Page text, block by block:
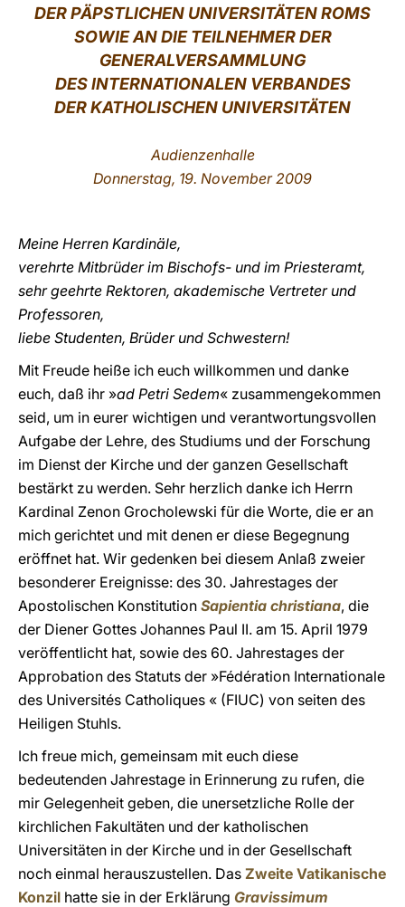
LATINE
DER PÄPSTLICHEN UNIVERSITÄTEN ROMS
SOWIE AN DIE TEILNEHMER DER
GENERALVERSAMMLUNG
DES INTERNATIONALEN VERBANDES
DER KATHOLISCHEN UNIVERSITÄTEN
Audienzenhalle
Donnerstag, 19. November 2009
Meine Herren Kardinäle,
verehrte Mitbrüder im Bischofs- und im Priesteramt,
sehr geehrte Rektoren, akademische Vertreter und
Professoren,
liebe Studenten, Brüder und Schwestern!
Mit Freude heiße ich euch willkommen und danke
euch, daß ihr »ad Petri Sedem« zusammengekommen
seid, um in eurer wichtigen und verantwortungsvollen
Aufgabe der Lehre, des Studiums und der Forschung
im Dienst der Kirche und der ganzen Gesellschaft
bestärkt zu werden. Sehr herzlich danke ich Herrn
Kardinal Zenon Grocholewski für die Worte, die er an
mich gerichtet und mit denen er diese Begegnung
eröffnet hat. Wir gedenken bei diesem Anlaß zweier
besonderer Ereignisse: des 30. Jahrestages der
Apostolischen Konstitution Sapientia christiana, die
der Diener Gottes Johannes Paul II. am 15. April 1979
veröffentlicht hat, sowie des 60. Jahrestages der
Approbation des Statuts der »Fédération Internationale
des Universités Catholiques « (FIUC) von seiten des
Heiligen Stuhls.
Ich freue mich, gemeinsam mit euch diese
bedeutenden Jahrestage in Erinnerung zu rufen, die
mir Gelegenheit geben, die unersetzliche Rolle der
kirchlichen Fakultäten und der katholischen
Universitäten in der Kirche und in der Gesellschaft
noch einmal herauszustellen. Das Zweite Vatikanische
Konzil hatte sie in der Erklärung Gravissimum